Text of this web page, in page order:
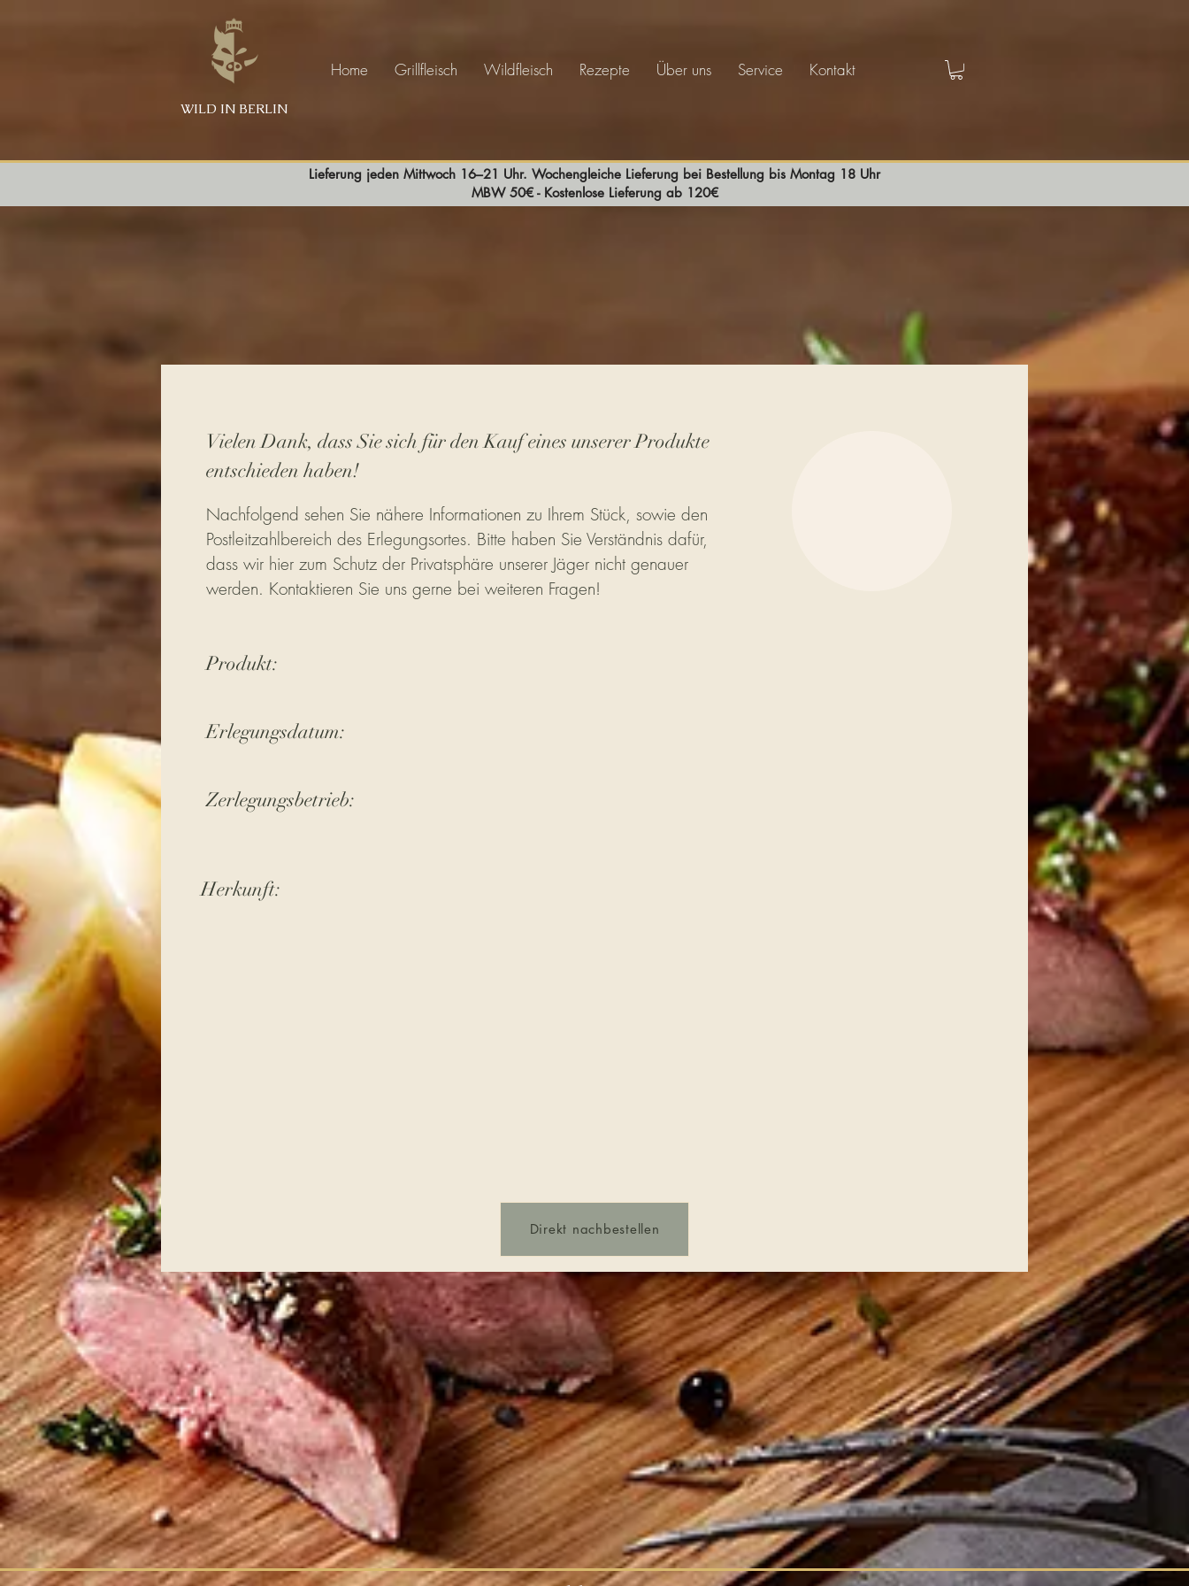
Home Grillfleisch Wildfleisch Rezepte Über uns Service Kontakt
WILD IN BERLIN
Lieferung jeden Mittwoch 16–21 Uhr. Wochengleiche Lieferung bei Bestellung bis Montag 18 Uhr
MBW 50€ - Kostenlose Lieferung ab 120€
Vielen Dank, dass Sie sich für den Kauf eines unserer Produkte
entschieden haben!
Nachfolgend sehen Sie nähere Informationen zu Ihrem Stück, sowie den
Postleitzahlbereich des Erlegungsortes. Bitte haben Sie Verständnis dafür,
dass wir hier zum Schutz der Privatsphäre unserer Jäger nicht genauer
werden. Kontaktieren Sie uns gerne bei weiteren Fragen!
Produkt:
Erlegungsdatum:
Zerlegungsbetrieb:
Herkunft:
Direkt nachbestellen